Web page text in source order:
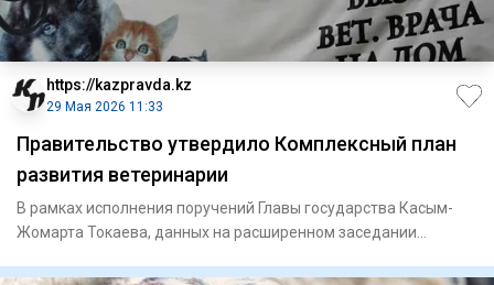
https://kazpravda.kz
29 Мая 2026 11:33
Правительство утвердило Комплексный план
развития ветеринарии
В рамках исполнения поручений Главы государства Касым-
Жомарта Токаева, данных на расширенном заседании